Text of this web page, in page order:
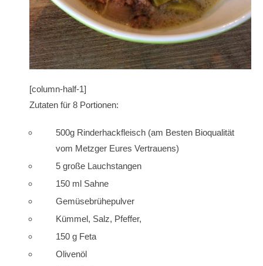
[column-half-1]
Zutaten für 8 Portionen:
500g Rinderhackfleisch (am Besten Bioqualität
vom Metzger Eures Vertrauens)
5 große Lauchstangen
150 ml Sahne
Gemüsebrühepulver
Kümmel, Salz, Pfeffer,
150 g Feta
Olivenöl